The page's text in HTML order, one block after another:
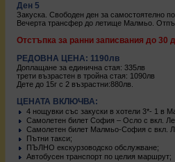
Ден 5
Закуска. Свободен ден за самостоятелно
Вечерта трансфер до летище Малмьо.
Отстъпка за ранни записвания до 30
РЕДОВНА ЦЕНА: 1190лв
Доплащане за единична стая: 335лв
трети възрастен в тройна стая: 1090лв
Дете до 15г с 2 възрастни:880лв.
ЦЕНАТА ВКЛЮЧВА:
4 нощувки със закуски в хотели 3*- 1 в
Самолетен билет София – Осло с вкл.
Самолетен билет Малмьо-София с вкл.
Пътни такси;
ПЪЛНО екскурзоводско обслужване;
Автобусен транспорт по целия маршрут;